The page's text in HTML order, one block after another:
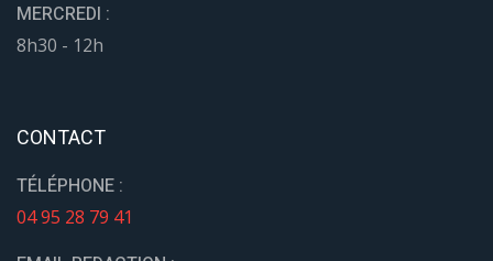
MERCREDI :
8h30 - 12h
CONTACT
TÉLÉPHONE :
04 95 28 79 41